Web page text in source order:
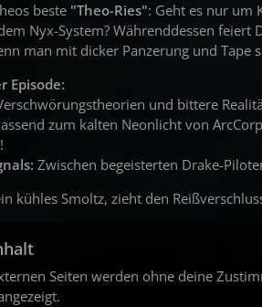
beste "Theo-Ries": Geht es nur um
Nyx-System? Währenddessen
man mit dicker Panzerung und Tape
Episode:
und bittere
zum kalten Neonlicht von
Zwischen begeisterten Drake-
kühles Smoltz, zieht den
Seiten werden ohne deine